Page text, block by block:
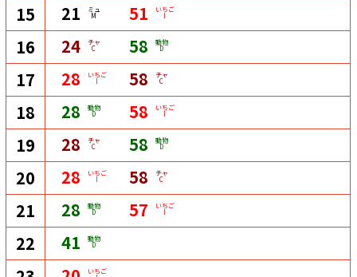
15 21 ミュ
M 51 いちご
I
16 24 チャ
C 58 動物
D
17 28 いちご
I 58 チャ
C
18 28 動物
D 58 いちご
I
19 28 チャ
C 58 動物
D
20 28 いちご
I 58 チャ
C
21 28 動物
D 57 いちご
I
22 41 動物
D
いちご